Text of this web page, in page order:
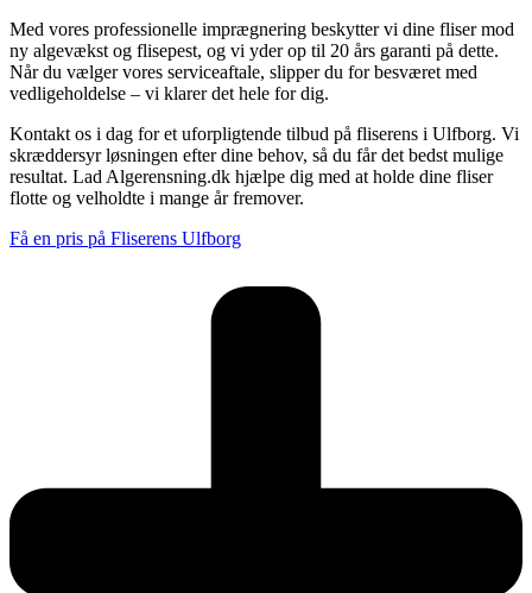
Med vores professionelle imprægnering beskytter vi dine fliser mod
ny algevækst og flisepest, og vi yder op til 20 års garanti på dette.
Når du vælger vores serviceaftale, slipper du for besværet med
vedligeholdelse – vi klarer det hele for dig.
Kontakt os i dag for et uforpligtende tilbud på fliserens i Ulfborg. Vi
skræddersyr løsningen efter dine behov, så du får det bedst mulige
resultat. Lad Algerensning.dk hjælpe dig med at holde dine fliser
flotte og velholdte i mange år fremover.
Få en pris på Fliserens Ulfborg